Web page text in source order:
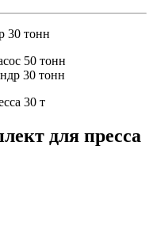
для пресса